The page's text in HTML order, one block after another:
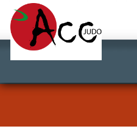
Panneau de gestion des cookies